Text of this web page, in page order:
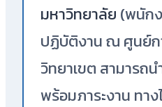
มหาวิทยาลัย (พนัก
ปฏิบัติงาน ณ ศูนย์
วิทยาเขต สามาร
พร้อมภาระงาน ทา